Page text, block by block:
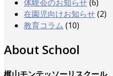
体験会のお知らせ(6)
在園児向けお知らせ(2)
教育コラム (10)
About School